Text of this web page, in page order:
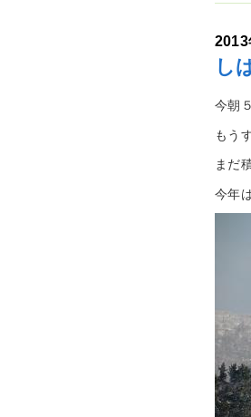
2013
し
今朝
もう
まだ
今年